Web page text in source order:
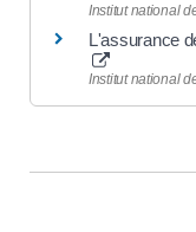
Institut national
L'assurance
Institut national